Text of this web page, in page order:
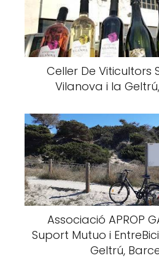
Celler De Viticultors
Vilanova i la
Associació APROP
Suport Mutuo i
Geltrú,